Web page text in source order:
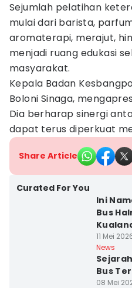
Sejumlah pelatihan
mulai dari barista,
aromaterapi, merajut,
menjadi ruang edukasi
masyarakat.
Kepala Badan
Boloni Sinaga,
Dia berharap sinergi
dapat terus diperkuat
Share Article
Curated For You
Ini
Bus
11 Mei
News
Bus
08 Mei